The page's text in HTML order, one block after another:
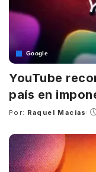
Google
YouTube
país en
Posted
Por: Raquel Macias